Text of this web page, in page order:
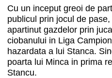
Cu un inceput greoi de
publicul prin jocul de
apartinut gazdelor prin
ciobanului in Liga
hazardata a lui Stanca.
poarta lui Minca in prima
Stancu.